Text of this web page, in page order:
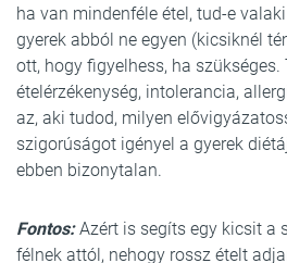
ha van mindenféle étel, tud-e
gyerek abból ne egyen (kicsiknél
ott, hogy figyelhess, ha szükséges.
ételérzékenység, intolerancia,
az, aki tudod, milyen
szigorúságot igényel a gyerek
ebben bizonytalan.
Fontos:Azért is segíts egy kicsit a
félnek attól, nehogy rossz ételt